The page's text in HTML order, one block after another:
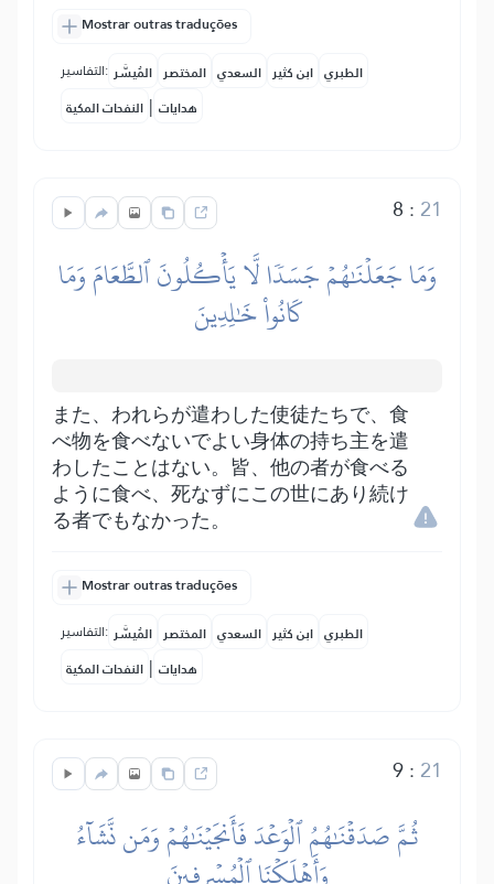
Mostrar outras traduções
التفاسير: المُيسَّر المختصر السعدي ابن كثير الطبري
النفحات المكية | هدايات
8 : 21
وَمَا جَعَلۡنَٰهُمۡ جَسَدٗا لَّا يَأۡكُلُونَ ٱلطَّعَامَ وَمَا
كَانُواْ خَٰلِدِينَ
また、われらが遣わした使徒たちで、食
べ物を食べないでよい身体の持ち主を遣
わしたことはない。皆、他の者が食べる
ように食べ、死なずにこの世にあり続け
る者でもなかった。
Mostrar outras traduções
التفاسير: المُيسَّر المختصر السعدي ابن كثير الطبري
النفحات المكية | هدايات
9: 21
ثُمَّ صَدَقۡنَٰهُمُ ٱلۡوَعۡدَ فَأَنجَيۡنَٰهُمۡ وَمَن نَّشَآءُ